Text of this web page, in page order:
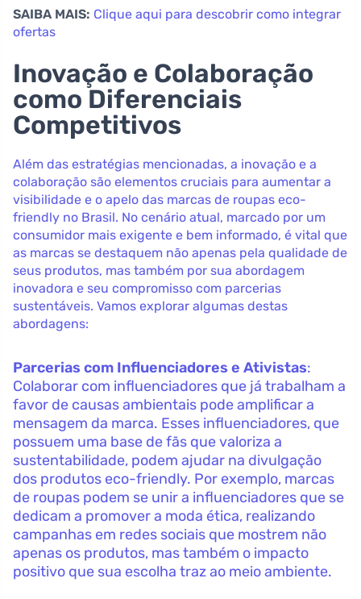
SAIBA MAIS: Clique aqui para descobrir como integrar
ofertas
Inovação e Colaboração
como Diferenciais
Competitivos
Além das estratégias mencionadas, a inovação e a
colaboração são elementos cruciais para aumentar a
visibilidade e o apelo das marcas de roupas eco-
friendly no Brasil. No cenário atual, marcado por um
consumidor mais exigente e bem informado, é vital que
as marcas se destaquem não apenas pela qualidade de
seus produtos, mas também por sua abordagem
inovadora e seu compromisso com parcerias
sustentáveis. Vamos explorar algumas destas
abordagens:
Parcerias com Influenciadores e Ativistas:
Colaborar com influenciadores que já trabalham a
favor de causas ambientais pode amplificar a
mensagem da marca. Esses influenciadores, que
possuem uma base de fãs que valoriza a
sustentabilidade, podem ajudar na divulgação
dos produtos eco-friendly. Por exemplo, marcas
de roupas podem se unir a influenciadores que se
dedicam a promover a moda ética, realizando
campanhas em redes sociais que mostrem não
apenas os produtos, mas também o impacto
positivo que sua escolha traz ao meio ambiente.